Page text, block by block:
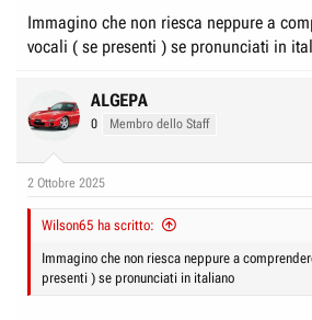
navigazione e/o altri messaggi di avviso previsti
che sono una infinità tra controlli e avvisi di
Spero di aver chiarito i tuoi dubbi legittimi
Immagino che non riesca neppure a
vocali ( se presenti ) se pronunciati in
ALGEPA
0 Membro dello Staff
2 Ottobre 2025
Wilson65 ha scritto:
Immagino che non riesca neppure a
presenti ) se pronunciati in italiano